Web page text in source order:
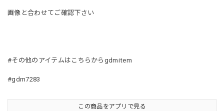
画像と合わせてご確認下さい
#その他のアイテムはこちらからgdmitem
#gdm7283
この商品をアプリで見る